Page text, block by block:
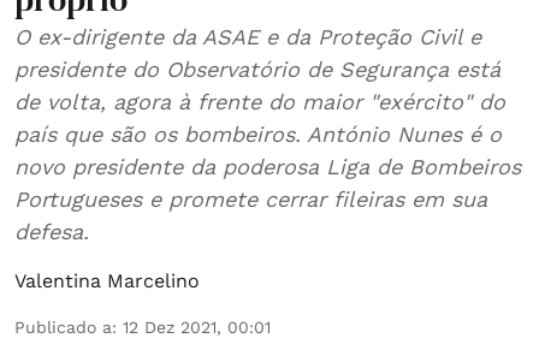
O ex-dirigente da ASAE e da Proteção Civil e
presidente do Observatório de Segurança está
de volta, agora à frente do maior "exército" do
país que são os bombeiros. António Nunes é o
novo presidente da poderosa Liga de Bombeiros
Portugueses e promete cerrar fileiras em sua
defesa.
Valentina Marcelino
Publicado a: 12 Dez 2021, 00:01